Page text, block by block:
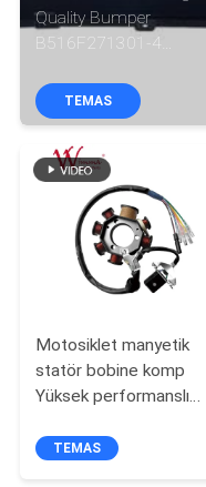
KALITE
KONTROLÜ
HABERLER
BIR
İNDIRIM
SITE
HARITASI
Quality Bumper
B516F271301-4
Starry White
TEMAS
Motosiklet manyetik
statör bobine komp
Yüksek performanslı
parçaları KRF
TEMAS